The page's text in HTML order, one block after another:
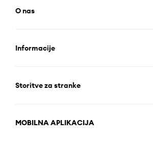
O nas
Informacije
Storitve za stranke
MOBILNA APLIKACIJA